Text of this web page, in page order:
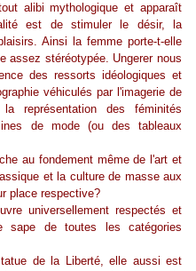
alibi mythologique et apparaît
est de stimuler le désir, la
Ainsi la femme porte-t-elle
assez stéréotypée. Ungerer nous
des ressorts idéologiques et
véhiculés par l'imagerie de
représentation des féminités
de mode (ou des tableaux
au fondement même de l'art et
et la culture de masse aux
place respective?
universellement respectés et
sape de toutes les catégories
de la Liberté, elle aussi est